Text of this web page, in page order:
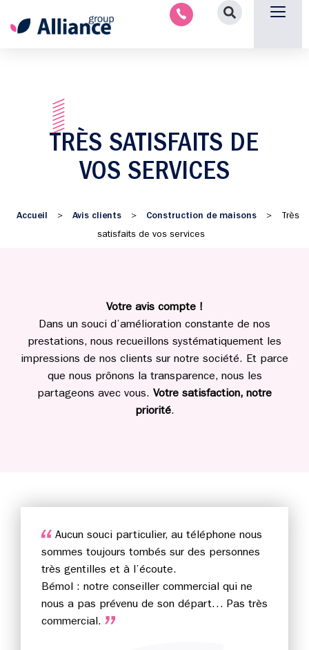
TRÈS SATISFAITS DE
VOS SERVICES
Accueil > Avis clients > Construction de maisons > Très
satisfaits de vos services
Votre avis compte !
Dans un souci d’amélioration constante de nos
prestations, nous recueillons systématiquement les
impressions de nos clients sur notre société. Et parce
que nous prônons la transparence, nous les
partageons avec vous. Votre satisfaction, notre
priorité.
Aucun souci particulier, au téléphone nous
sommes toujours tombés sur des personnes
très gentilles et à l’écoute.
Bémol : notre conseiller commercial qui ne
nous a pas prévenu de son départ… Pas très
commercial.